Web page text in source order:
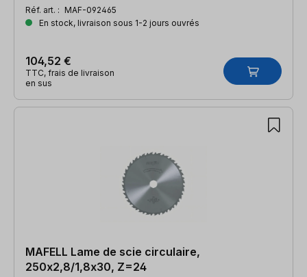
Réf. art. : MAF-092465
En stock, livraison sous 1-2 jours ouvrés
104,52 €
TTC, frais de livraison
en sus
MAFELL Lame de scie circulaire,
250x2,8/1,8x30, Z=24